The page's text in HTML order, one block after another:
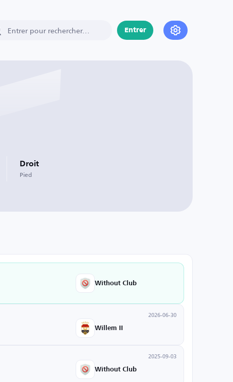
Entrer
Droit
Pied
Without Club
2026-06-30
Willem II
2025-09-03
Without Club